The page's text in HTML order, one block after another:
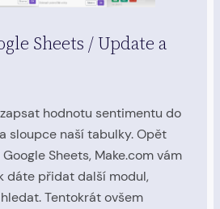
Sheets / Update a
hodnotu sentimentu do
sloupce naší tabulky. Opět
Sheets, Make.com vám
dáte přidat další modul,
Tentokrát ovšem